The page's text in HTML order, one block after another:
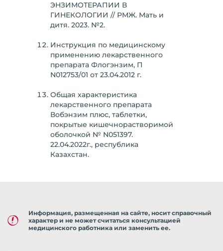
ЭНЗИМОТЕРАПИИ В
ГИНЕКОЛОГИИ // РМЖ. Мать и
дитя. 2023. №2.
Инструкция по медицинскому
применению лекарственного
препарата Флогэнзим, П
N012753/01 от 23.04.2012 г.
Общая характеристика
лекарственного препарата
Вобэнзим плюс, таблетки,
покрытые кишечнорастворимой
оболочкой № N051397.
22.04.2022г., республика
Казахстан.
Информация, размещенная на сайте, носит справочный
характер и не может считаться консультацией
медицинского работника или заменить ее.